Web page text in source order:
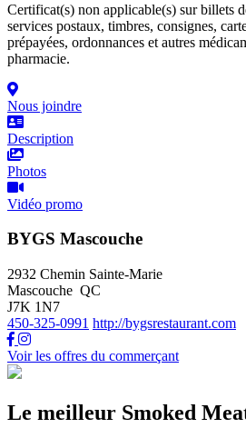
Certificat(s) non applicable(s) sur billets
services postaux, timbres, consignes,
prépayées, ordonnances et autres
pharmacie.
Nous joindre
Description
Photos
Vidéo promo
BYGS Mascouche
2932 Chemin Sainte-Marie
Mascouche QC
J7K 1N7
450-325-0991 http://bygsrestaurant.com
Voir les offres du commerçant
Le meilleur Smoked